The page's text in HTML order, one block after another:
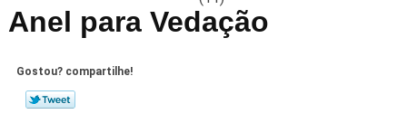
Anel para Vedação
Gostou? compartilhe!